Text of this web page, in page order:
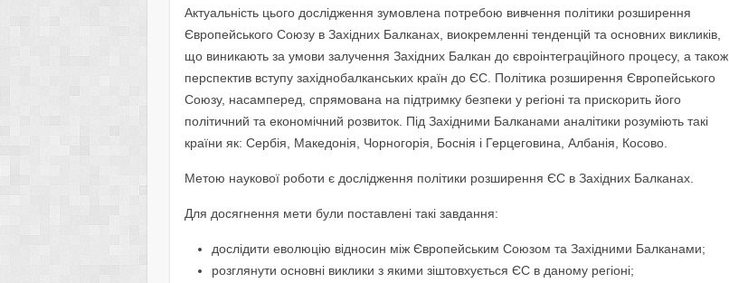
Актуальність цього дослідження зумовлена потребою вивчення політики розширення
Європейського Союзу в Західних Балканах, виокремленні тенденцій та основних викликів,
що виникають за умови залучення Західних Балкан до євроінтеграційного процесу, а також
перспектив вступу західнобалканських країн до ЄС. Політика розширення Європейського
Союзу, насамперед, спрямована на підтримку безпеки у регіоні та прискорить його
політичний та економічний розвиток. Під Західними Балканами аналітики розуміють такі
країни як: Сербія, Македонія, Чорногорія, Боснія і Герцеговина, Албанія, Косово.
Метою наукової роботи є дослідження політики розширення ЄС в Західних Балканах.
Для досягнення мети були поставлені такі завдання:
дослідити еволюцію відносин між Європейським Союзом та Західними Балканами;
розглянути основні виклики з якими зіштовхується ЄС в даному регіоні;